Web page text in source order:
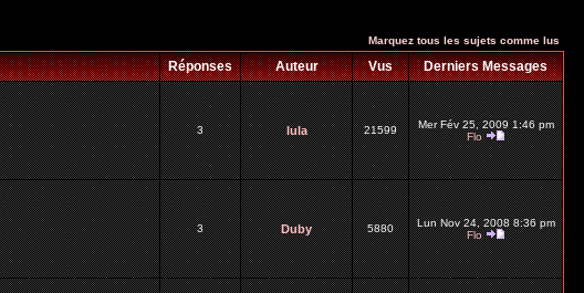
Marquez tous les sujets comme lus
Réponses Auteur Vus Derniers Messages
3 lula 21599
Mer Fév 25, 2009 1:46 pm
Flo
3 Duby 5880
Lun Nov 24, 2008 8:36 pm
Flo